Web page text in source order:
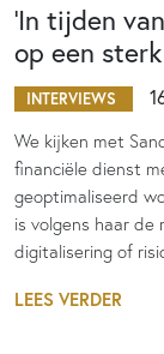
‘In tijden
op een sterk
INTERVIEWS
We kijken met
financiële dienst
geoptimaliseerd
is volgens haar de
digitalisering of
LEES VERDER